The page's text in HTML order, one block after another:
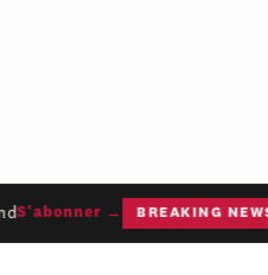
S'abonner → BREAKING NEWS